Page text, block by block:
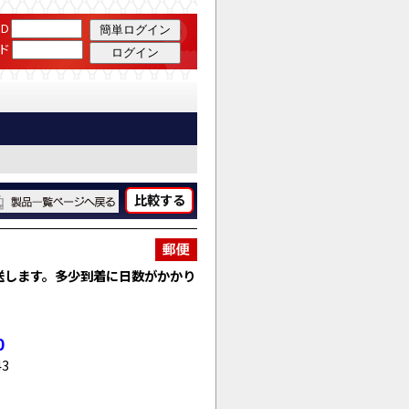
比較する
ます。多少到着に日数がかかり